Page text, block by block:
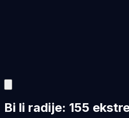
Bi li radije: 155